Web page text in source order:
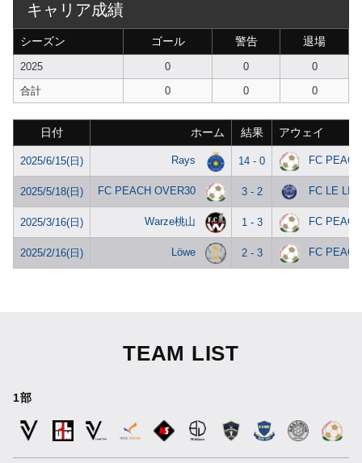
キャリア成績
シーズン ゴール 警告 退場
2025 0 0
0
合計
0 0 0
日付 ホーム 結果 アウェイ
2025/6/15(日) Rays 14 - 0 FC
2025/5/18(日) FC PEACH OVER30 3 - 2 FC LE
2025/3/16(日) Warze桃山 1 - 3 FC
2025/2/16(日) Löwe 2 - 3 FC
TEAM LIST
1部